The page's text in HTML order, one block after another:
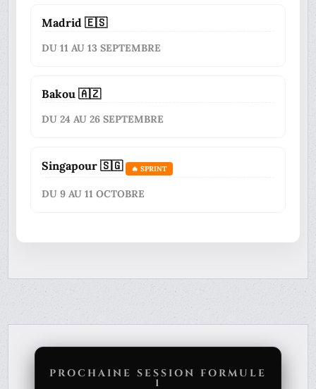
Madrid 🇪🇸
DU 11 AU 13 SEPTEMBRE
Bakou 🇦🇿
DU 24 AU 26 SEPTEMBRE
Singapour 🇸🇬 🔥 SPRINT
DU 9 AU 11 OCTOBRE
PROCHAINE SESSION FORMULE
1